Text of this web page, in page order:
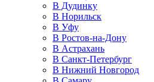
В Дудинку
В Норильск
В Уфу
В Ростов-на-Дону
В Астрахань
В Санкт-Петербург
В Нижний Новгород